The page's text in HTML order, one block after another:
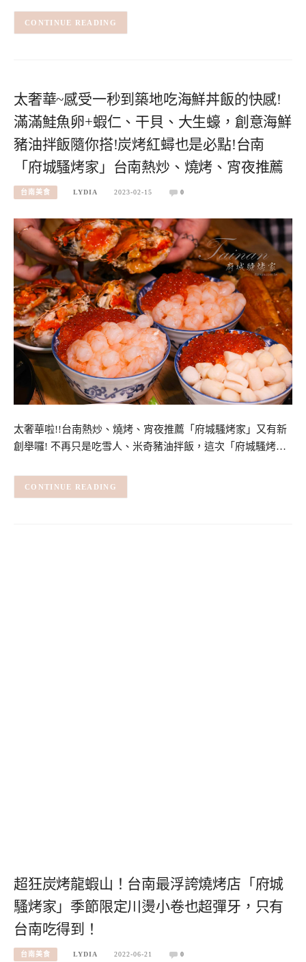
CONTINUE READING
太奢華~感受一秒到築地吃海鮮丼飯的快感!
滿滿鮭魚卵+蝦仁、干貝、大生蠔，創意海鮮
豬油拌飯隨你搭!炭烤紅蟳也是必點!台南
「府城騷烤家」台南熱炒、燒烤、宵夜推薦
台南美食 LYDIA 2023-02-15 0
太奢華啦!!台南熱炒、燒烤、宵夜推薦「府城騷烤家」又有新
創舉囉! 不再只是吃雪人、米奇豬油拌飯，這次「府城騷烤…
CONTINUE READING
超狂炭烤龍蝦山！台南最浮誇燒烤店「府城
騷烤家」季節限定川燙小卷也超彈牙，只有
台南吃得到！
台南美食 LYDIA 2022-06-21 0